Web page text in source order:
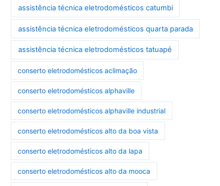
assistência técnica eletrodomésticos catumbi
assistência técnica eletrodomésticos quarta parada
assistência técnica eletrodomésticos tatuapé
conserto eletrodomésticos aclimação
conserto eletrodomésticos alphaville
conserto eletrodomésticos alphaville industrial
conserto eletrodomésticos alto da boa vista
conserto eletrodomésticos alto da lapa
conserto eletrodomésticos alto da mooca